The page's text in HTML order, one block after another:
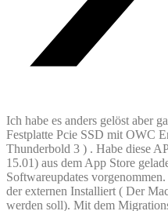
Ich habe es anders gelöst aber
Festplatte Pcie SSD mit OWC
Thunderbold 3 ) . Habe diese
15.01) aus dem App Store
Softwareupdates
der externen Installiert ( Der
werden soll). Mit dem